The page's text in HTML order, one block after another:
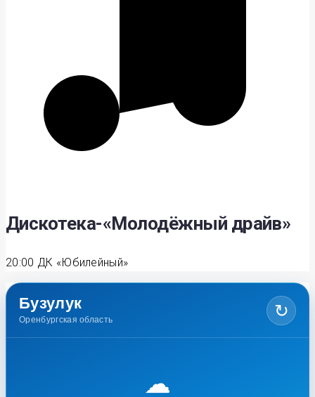
Дискотека-«Молодёжный драйв»
20:00 ДК «Юбилейный»
Бузулук
Оренбургская область ↻
☁